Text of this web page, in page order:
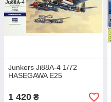
Junkers Ji88A-4 1/72
HASEGAWA E25
1 420 ₴